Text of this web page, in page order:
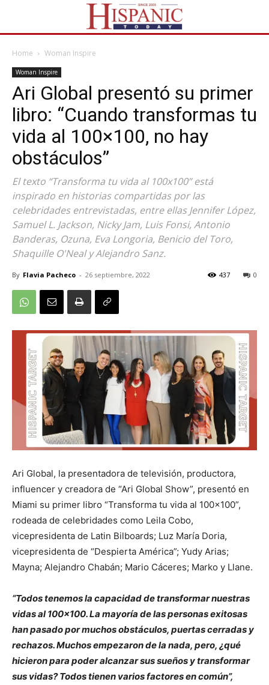
Home Woman Inspire
Woman Inspire
Ari Global presentó su primer
libro: “Cuando transformas tu
vida al 100×100, no hay
obstáculos”
El texto “Transforma tu vida al 100x100” está
inspirado en historias compartidas por las
celebridades entrevistadas, entre ellas Jennifer López,
Samuel L. Jackson, Nicky Jam, Luis Fonsi, Antonio
Banderas, Ozuna, Eva Longoria, Benicio del Toro,
Shaquille O'Neal y Alejandro Sanz.
By Flavia Pacheco - 26 septiembre, 2022 0
437
Ari Global, la presentadora de televisión, productora,
influencer y creadora de “Ari Global Show”, presentó en
Miami su primer libro “Transforma tu vida al 100×100”,
rodeada de celebridades como Leila Cobo,
vicepresidenta de Latin Bilboards; Luz María Doria,
vicepresidenta de “Despierta América”; Yudy Arias;
Mayna; Alejandro Chabán; Mario Cáceres; Marko y Llane.
“Todos tenemos la capacidad de transformar nuestras
vidas al 100×100. La mayoría de las personas exitosas
han pasado por muchos obstáculos, puertas cerradas y
rechazos. Muchos empezaron de la nada, pero, ¿qué
hicieron para poder alcanzar sus sueños y transformar
sus vidas? Todos tienen varios factores en común”,